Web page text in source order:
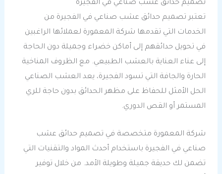
تصميم حدائق عشب صناعي في الفجيرة
تعتبر تصميم حدائق عشب صناعي في الفجيرة من
الخدمات التي تقدمها شركة المعمورة لعملائها الراغبين
في تحويل حدائقهم إلى أماكن خضراء وجميلة دون الحاجة
إلى عناء العناية بالعشب الطبيعي. مع الظروف المناخية
الحارة والجافة التي تسود الفجيرة، يعد العشب الصناعي
الحل الأمثل للحفاظ على مظهر الحدائق بدون حاجة للري
المستمر أو القص الدوري.
شركة المعمورة متخصصة في تصميم حدائق عشب
صناعي في الفجيرة باستخدام أحدث المواد والتقنيات التي
تضمن لك حديقة جميلة وطويلة الأمد. من خلال توفير